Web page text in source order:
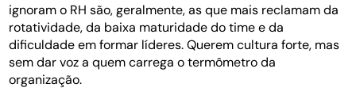
ignoram o RH são, geralmente, as que mais reclamam da
rotatividade, da baixa maturidade do time e da
dificuldade em formar líderes. Querem cultura forte, mas
sem dar voz a quem carrega o termômetro da
organização.